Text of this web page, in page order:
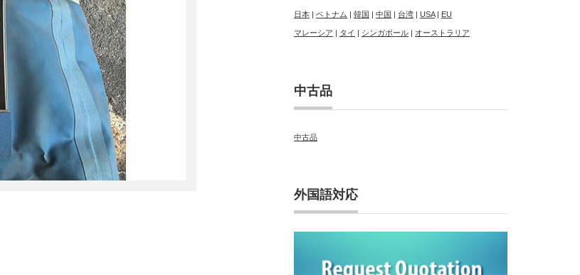
日本 ベトナム 韓国 中国 台湾 USA| EU
マレーシア タイ シンガポール オーストラリア
中古品
中古品
外国語対応